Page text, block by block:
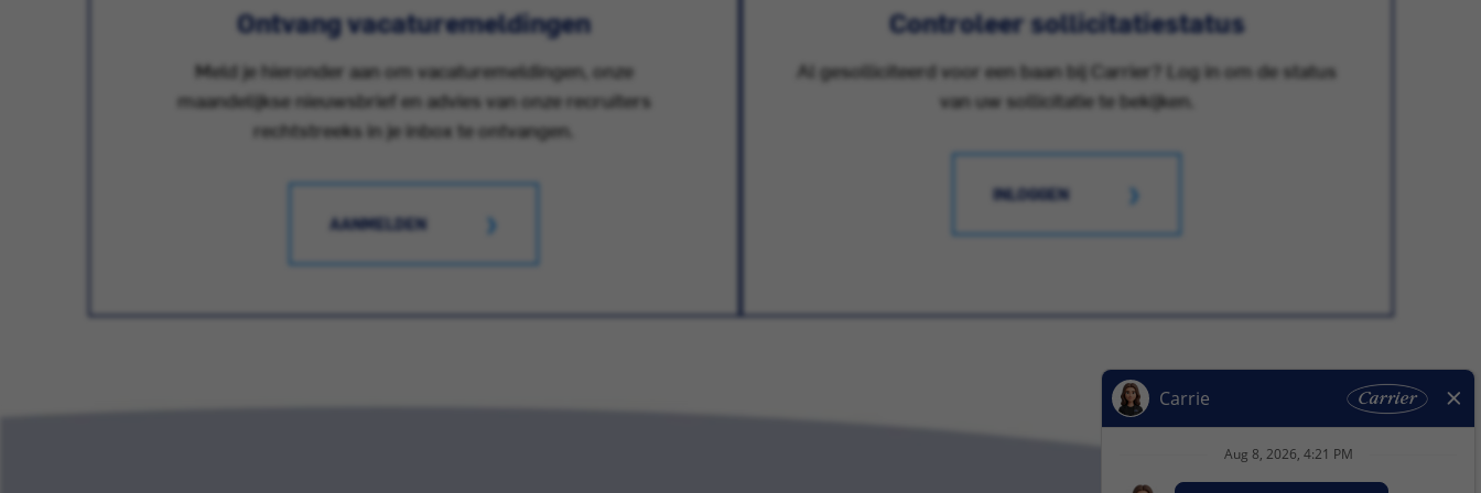
Ontvang vacaturemeldingen
Meld je hieronder aan om vacaturemeldingen, onze
maandelijkse nieuwsbrief en advies van onze recruiters
rechtstreeks in je inbox te ontvangen.
AANMELDEN
Controleer sollicitatiestatus
Al gesolliciteerd voor een baan bij Carrier? Log in om de status
van uw sollicitatie te bekijken.
INLOGGEN